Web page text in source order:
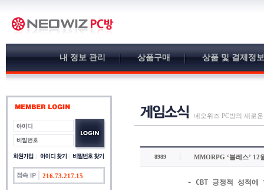
내 정보 관리 상품구매 상품 및 결제정보
216.73.217.15
네오위즈 PC방의 새로
8989 MMORPG ‘블레스’ 12
- CBT 긍정적 성적에